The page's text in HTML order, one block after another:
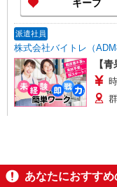
キープ
派遣社員
株式会社バイトレ（
【
株式会社バイトレ（
あなたにおすす